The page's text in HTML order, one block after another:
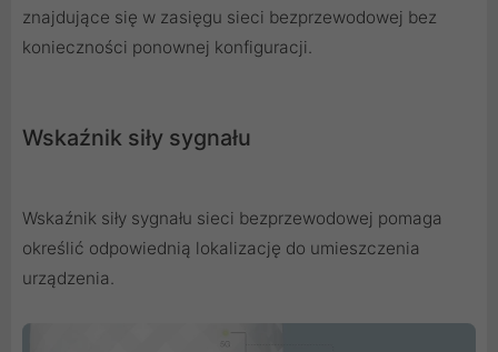
znajdujące się w zasięgu sieci bezprzewodowej bez
konieczności ponownej konfiguracji.
Wskaźnik siły sygnału
Wskaźnik siły sygnału sieci bezprzewodowej pomaga
określić odpowiednią lokalizację do umieszczenia
urządzenia.